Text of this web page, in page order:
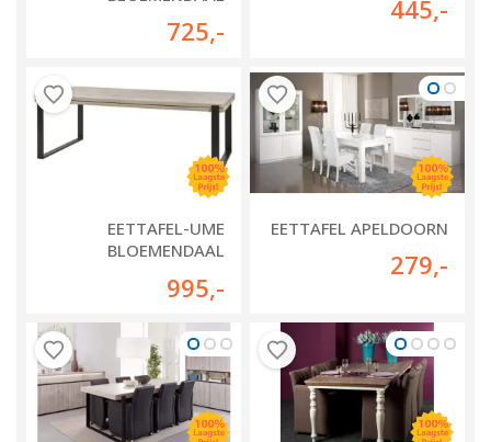
725,-
445,-
EETTAFEL-UME
BLOEMENDAAL
995,-
EETTAFEL APELDOORN
279,-